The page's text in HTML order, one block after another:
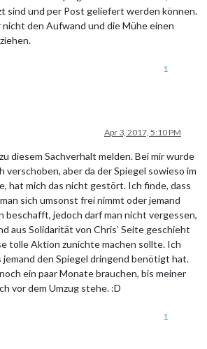
sind und per Post geliefert werden können.
nicht den Aufwand und die Mühe einen
1
Apr 3, 2017, 5:10 PM
diesem Sachverhalt melden. Bei mir wurde
verschoben, aber da der Spiegel sowieso im
hat mich das nicht gestört. Ich finde, dass
sich umsonst frei nimmt oder jemand
beschafft, jedoch darf man nicht vergessen,
aus Solidarität von Chris’ Seite geschieht
tolle Aktion zunichte machen sollte. Ich
jemand den Spiegel dringend benötigt hat.
ein paar Monate brauchen, bis meiner
vor dem Umzug stehe. :D
1